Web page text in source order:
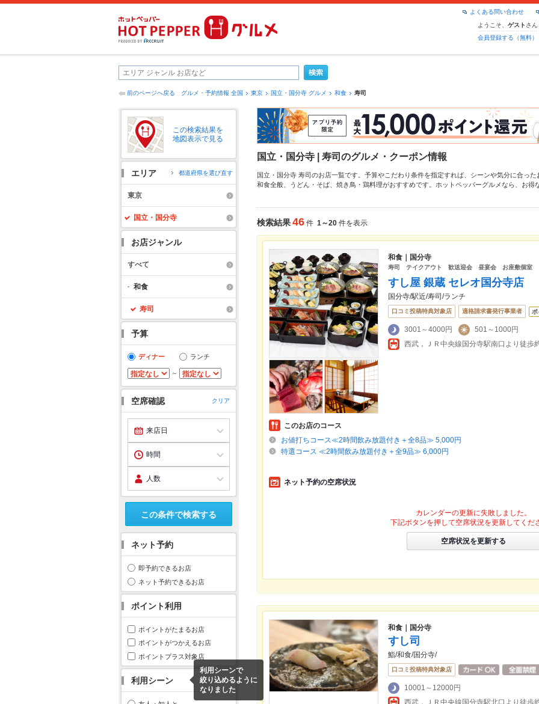
よくある問い合わせ
ようこそ、 ゲスト さん
会員登録する（無料）
前のページへ戻る グルメ・予約情報 全国 東京 国立・国分寺 グルメ 和食 寿司
この検索結果を
地図表示で見る
エリア 都道府県を選び直す
東京
国立・国分寺
お店ジャンル
すべて
和食
寿司
予算
ディナー ランチ
～
空席確認 クリア
この条件で検索する
ネット予約
即予約できるお店
ネット予約できるお店
ポイント利用
ポイントがたまるお店
ポイントがつかえるお店
ポイントプラス対象店
利用シーン
利用シーンで
絞り込めるように
なりました
国立・国分寺 | 寿司のグルメ・クーポン情報
国立・国分寺 寿司のお店一覧です。予算やこだわり条件を指定すれば、シーンや気分に合っ
和食全般
うどん・そば 焼き鳥・鶏料理がおすすめです。ホットペッパーグルメなら、お得
検索結果46 件 1～20 件を表示
和食｜国分寺
寿司 テイクアウト 歓送迎会 昼宴会 お座敷個室
すし屋 銀蔵 セレオ国分寺店
国分寺/駅近/寿司/ランチ
口コミ投稿特典対象店 適格請求書発行事業者
3001～4000円
501～1000円
西武，ＪＲ中央線国分寺駅南口より徒歩
このお店のコース
お値打ちコース≪2時間飲み放題付き＋全8品≫ 5,000円
特選コース ≪2時間飲み放題付き＋全9品≫ 6,000円
ネット予約の空席状況
カレンダーの更新に失敗しました。
下記ボタンを押して空席状況を更新してくだ
空席状況を更新する
和食｜国分寺
すし司
鮨/和食/国分寺/
口コミ投稿特典対象店
10001～12000円
西武，ＪＲ中央線国分寺駅北口より徒歩